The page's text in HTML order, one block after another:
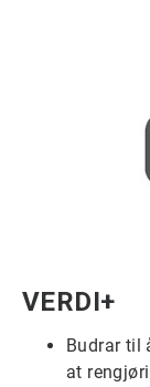
ArticleTile
VERDI+
Budrar til
at